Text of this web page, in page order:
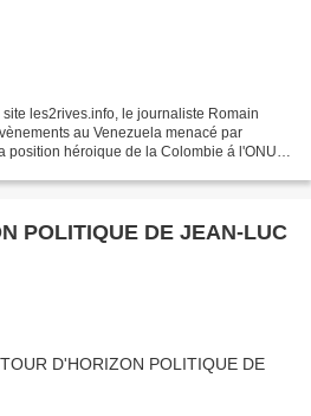
les2rives.info, le journaliste Romain
au Venezuela menacé par
position héroique de la Colombie á l'ONU et
POLITIQUE DE JEAN-LUC